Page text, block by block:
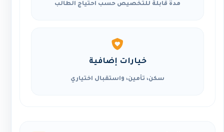
مدة قابلة للتخصيص حسب احتياج الطالب
خيارات إضافية
سكن، تأمين، واستقبال اختياري